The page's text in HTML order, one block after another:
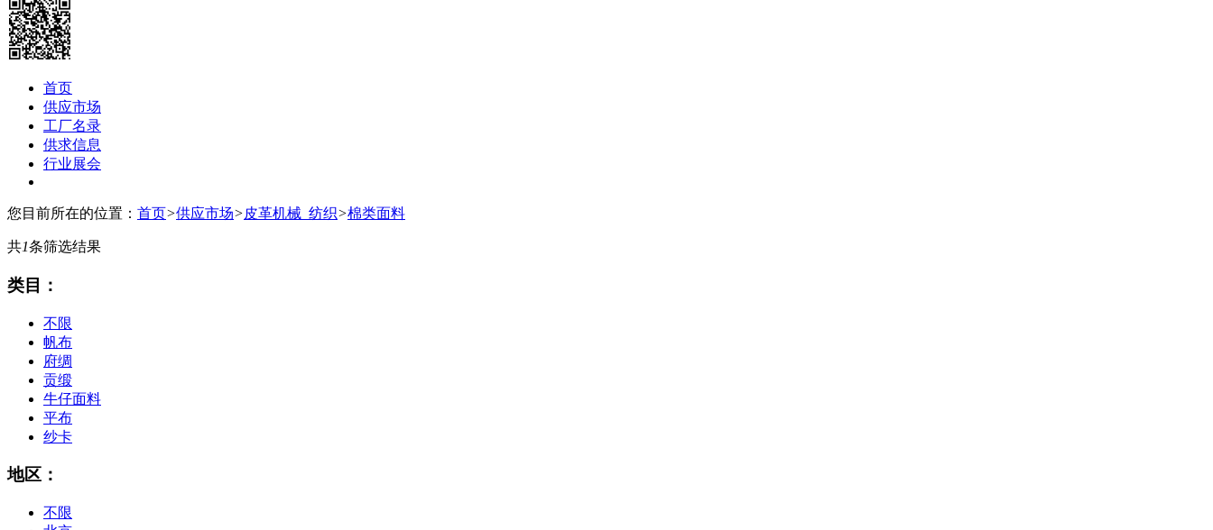
首页
供应市场
工厂名录
供求信息
行业展会
您目前所在的位置： 首页>供应市场>皮革机械_纺织>棉类面料
共1条筛选结果
类目：
不限
帆布
府绸
贡缎
牛仔面料
平布
纱卡
地区：
不限